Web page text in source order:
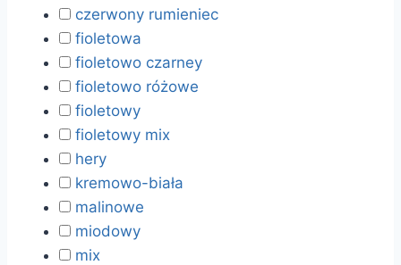
czerwony rumieniec
fioletowa
fioletowo czarney
fioletowo różowe
fioletowy
fioletowy mix
hery
kremowo-biała
malinowe
miodowy
mix